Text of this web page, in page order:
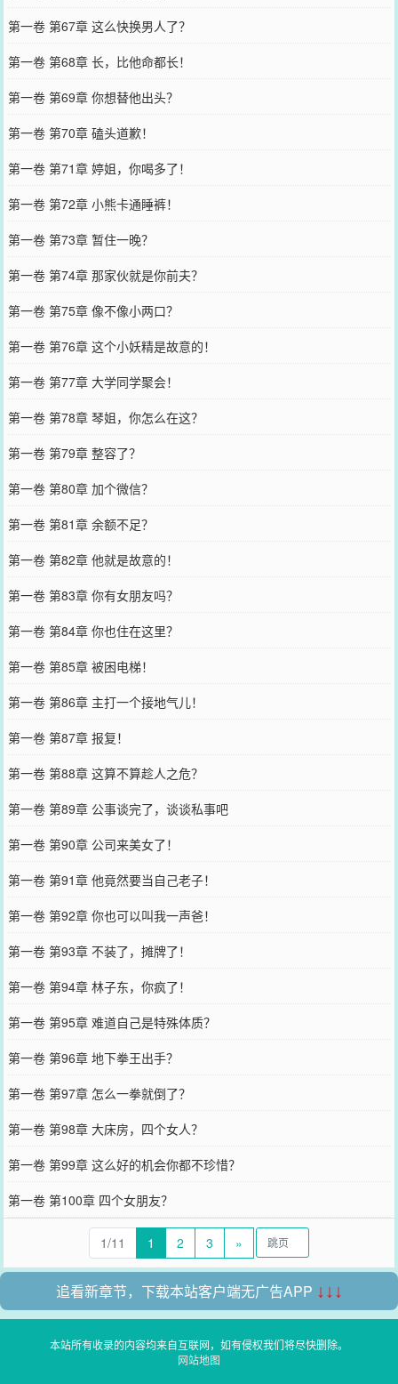
第一卷 第67章 这么快换男人了？
第一卷 第68章 长，比他命都长！
第一卷 第69章 你想替他出头？
第一卷 第70章 磕头道歉！
第一卷 第71章 婷姐，你喝多了！
第一卷 第72章 小熊卡通睡裤！
第一卷 第73章 暂住一晚？
第一卷 第74章 那家伙就是你前夫？
第一卷 第75章 像不像小两口？
第一卷 第76章 这个小妖精是故意的！
第一卷 第77章 大学同学聚会！
第一卷 第78章 琴姐，你怎么在这？
第一卷 第79章 整容了？
第一卷 第80章 加个微信？
第一卷 第81章 余额不足？
第一卷 第82章 他就是故意的！
第一卷 第83章 你有女朋友吗？
第一卷 第84章 你也住在这里？
第一卷 第85章 被困电梯！
第一卷 第86章 主打一个接地气儿！
第一卷 第87章 报复！
第一卷 第88章 这算不算趁人之危？
第一卷 第89章 公事谈完了，谈谈私事吧
第一卷 第90章 公司来美女了！
第一卷 第91章 他竟然要当自己老子！
第一卷 第92章 你也可以叫我一声爸！
第一卷 第93章 不装了，摊牌了！
第一卷 第94章 林子东，你疯了！
第一卷 第95章 难道自己是特殊体质？
第一卷 第96章 地下拳王出手？
第一卷 第97章 怎么一拳就倒了？
第一卷 第98章 大床房，四个女人？
第一卷 第99章 这么好的机会你都不珍惜？
第一卷 第100章 四个女朋友？
1/11 1 2 3 »
追看新章节，下载本站客户端无广告APP ↓↓↓
本站所有收录的内容均来自互联网，如有侵权我们将尽快删除。
网站地图